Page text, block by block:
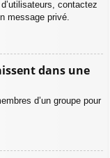
contactez
message privé.
dans une
d’un groupe pour